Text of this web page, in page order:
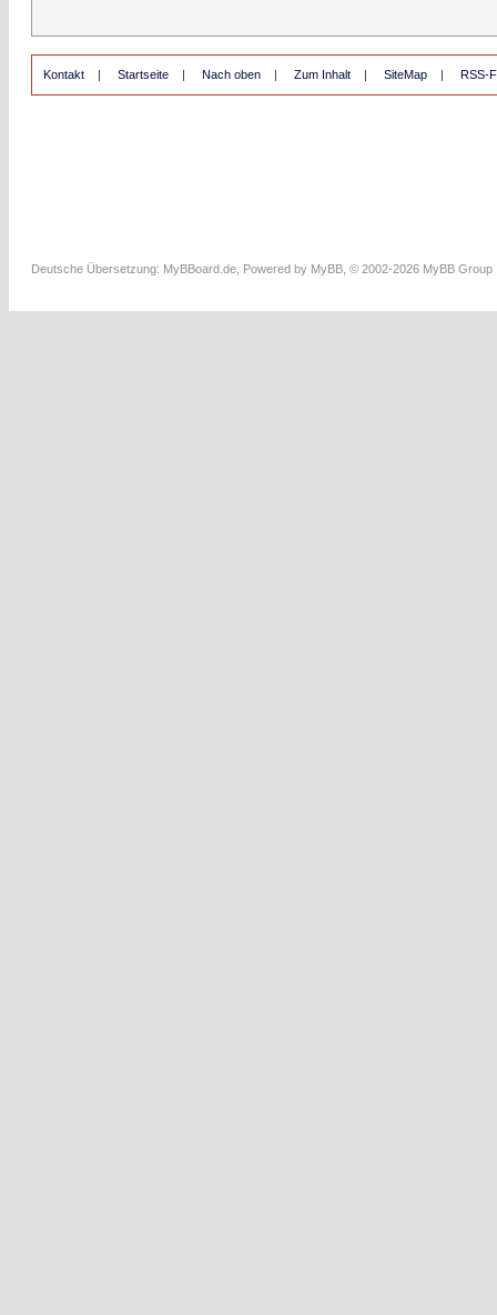
Kontakt | Startseite | Nach oben | Zum Inhalt | SiteMap | RSS-
Deutsche Übersetzung: MyBBoard.de , Powered by MyBB , © 2002-2026 MyBB Group